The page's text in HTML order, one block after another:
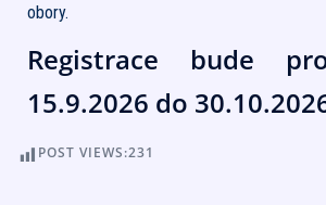
obory.
Registrace bude
15.9.2026 do
POST VIEWS:231